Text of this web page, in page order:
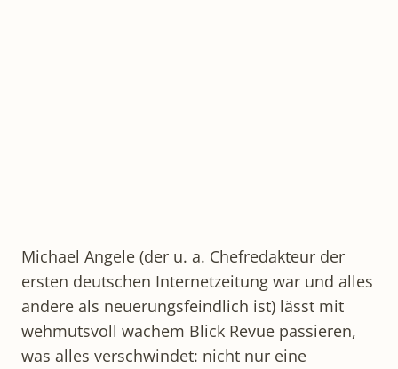
Michael Angele (der u. a. Chefredakteur der
ersten deutschen Internetzeitung war und alles
andere als neuerungsfeindlich ist) lässt mit
wehmutsvoll wachem Blick Revue passieren,
was alles verschwindet: nicht nur eine